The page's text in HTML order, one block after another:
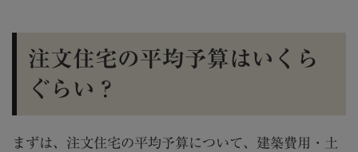
注文住宅の平均予算はいくら
ぐらい？
まずは、注文住宅の平均予算について、建築費用・土